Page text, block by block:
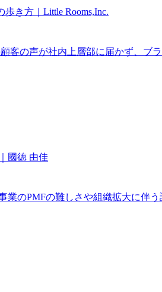
き方｜Little Rooms,Inc.
の声が社内上層部に届かず、ブ
國徳 由佳
のPMFの難しさや組織拡大に伴